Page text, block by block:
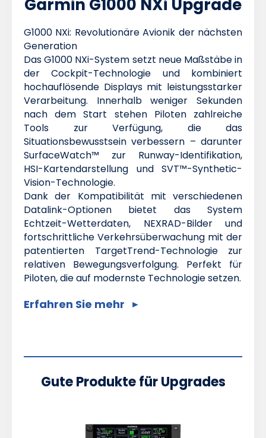
Garmin G1000 NXi Upgrade
G1000 NXi: Revolutionäre Avionik der nächsten
Generation
Das G1000 NXi-System setzt neue Maßstäbe in
der Cockpit-Technologie und kombiniert
hochauflösende Displays mit leistungsstarker
Verarbeitung. Innerhalb weniger Sekunden
nach dem Start stehen Piloten zahlreiche
Tools zur Verfügung, die das
Situationsbewusstsein verbessern – darunter
SurfaceWatch™ zur Runway-Identifikation,
HSI-Kartendarstellung und SVT™-Synthetic-
Vision-Technologie.
Dank der Kompatibilität mit verschiedenen
Datalink-Optionen bietet das System
Echtzeit-Wetterdaten, NEXRAD-Bilder und
fortschrittliche Verkehrsüberwachung mit der
patentierten TargetTrend-Technologie zur
relativen Bewegungsverfolgung. Perfekt für
Piloten, die auf modernste Technologie setzen.
Erfahren Sie mehr
Gute Produkte für Upgrades